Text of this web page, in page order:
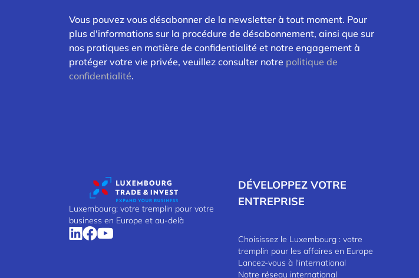
Vous pouvez vous désabonner de la newsletter à tout moment. Pour
plus d'informations sur la procédure de désabonnement, ainsi que sur
nos pratiques en matière de confidentialité et notre engagement à
protéger votre vie privée, veuillez consulter notre politique de
confidentialité.
Luxembourg: votre tremplin pour votre
business en Europe et au-delà
DÉVELOPPEZ VOTRE
ENTREPRISE
Choisissez le Luxembourg : votre
tremplin pour les affaires en Europe
Lancez-vous à l'international
Notre réseau international